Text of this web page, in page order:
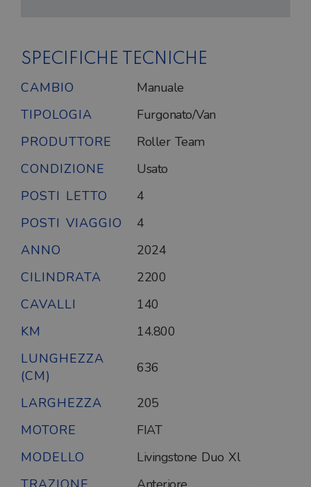
SPECIFICHE TECNICHE
CAMBIO
Manuale
TIPOLOGIA
Furgonato/Van
PRODUTTORE
Roller Team
CONDIZIONE
Usato
POSTI LETTO
4
POSTI VIAGGIO
4
ANNO
2024
CILINDRATA
2200
CAVALLI
140
KM
14.800
LUNGHEZZA
(CM)
636
LARGHEZZA
205
MOTORE
FIAT
MODELLO
Livingstone Duo Xl